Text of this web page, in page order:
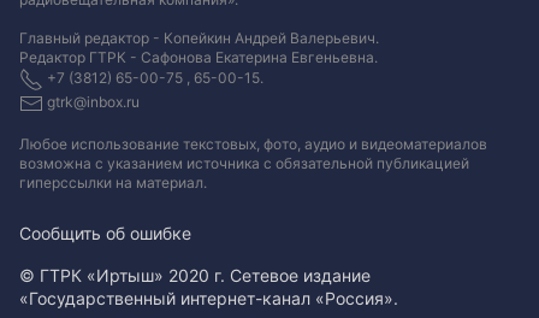
Главный редактор - Копейкин Андрей Валерьевич.
Редактор ГТРК - Сафонова Екатерина Евгеньевна.
+7 (3812) 65-00-75 , 65-00-15.
gtrk@inbox.ru
Любое использование текстовых, фото, аудио и видеоматериалов
возможна с указанием источника с обязательной публикацией
гиперссылки на материал.
Сообщить об ошибке
© ГТРК «Иртыш» 2020 г. Сетевое издание
«Государственный интернет-канал «Россия».